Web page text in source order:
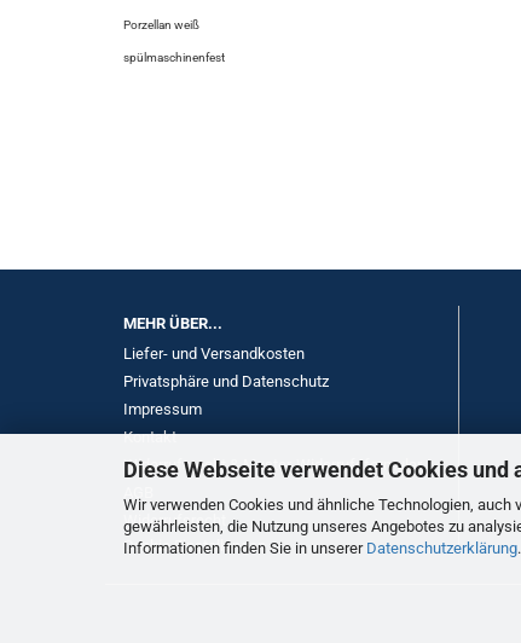
Diese Webseite verwendet Cookies und
Wir verwenden Cookies und ähnliche Technologien,
gewährleisten, die Nutzung unseres Angebotes zu
Informationen finden Sie in unserer Datenschutzerklärung.
Porzellan weiß
spülmaschinenfest
MEHR ÜBER...
Liefer- und Versandkosten
Privatsphäre und Datenschutz
Impressum
Kontakt
Widerrufsrecht & Muster-Widerrufsformular
Widerrufsrecht
Cookie Einstellungen